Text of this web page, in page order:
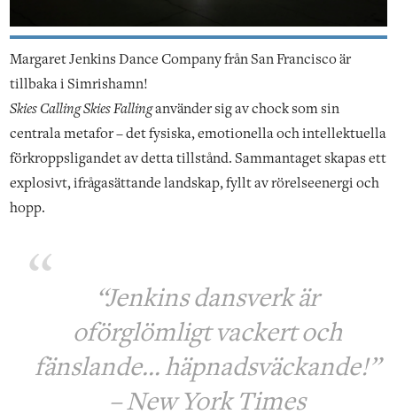
Margaret Jenkins Dance Company från San Francisco är
tillbaka i Simrishamn!
Skies Calling Skies Fallinganvänder sig av chock som sin
centrala metafor – det fysiska, emotionella och intellektuella
förkroppsligandet av detta tillstånd. Sammantaget skapas ett
explosivt, ifrågasättande landskap, fyllt av rörelseenergi och
hopp.
“Jenkins dansverk är
oförglömligt vackert och
fänslande… häpnadsväckande!”
– New York Times